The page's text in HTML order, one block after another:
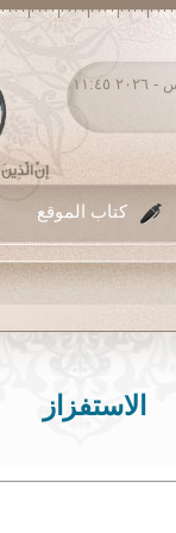
الخميس ٠٦ - أغسطس - ٢٠٢٦ ١١:٤٥
كتاب الموقع
الاستفزاز